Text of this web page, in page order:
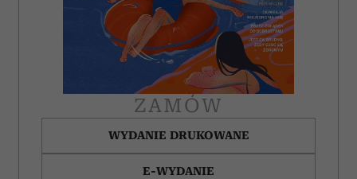
ZAMÓW
WYDANIE DRUKOWANE
E-WYDANIE